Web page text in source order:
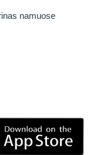
namuose